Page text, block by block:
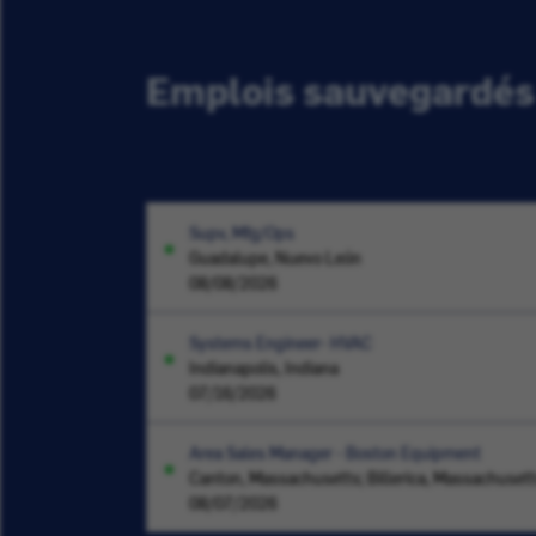
Emplois sauvegardés
Supv, Mfg/Ops
Guadalupe, Nuevo León
08/08/2026
Systems Engineer- HVAC
Indianapolis, Indiana
07/16/2026
Area Sales Manager - Boston Equipment
Canton, Massachusetts; Billerica,
08/07/2026